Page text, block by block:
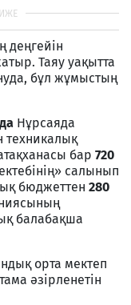
деңгейін
Таяу уақытта
бұл жұмыстың
Нұрсаяда
техникалық
бар 720
салынып
бюджеттен 280
балабақша
орта мектеп
әзірленетін